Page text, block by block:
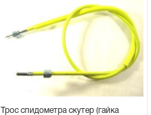
Трос спидометра скутер (гайка